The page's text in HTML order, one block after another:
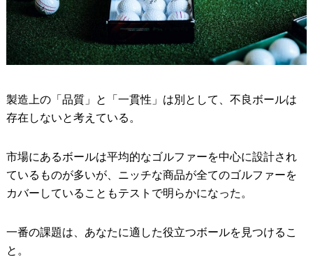
製造上の「品質」と「一貫性」は別として、不良ボールは
存在しないと考えている。
市場にあるボールは平均的なゴルファーを中心に設計され
ているものが多いが、ニッチな商品が全てのゴルファーを
カバーしていることもテストで明らかになった。
一番の課題は、あなたに適した役立つボールを見つけるこ
と。